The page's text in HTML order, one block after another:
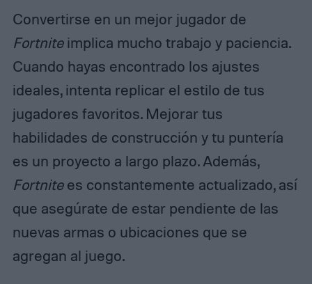
Convertirse en un mejor jugador de
Fortniteimplica mucho trabajo y paciencia.
Cuando hayas encontrado los ajustes
ideales, intenta replicar el estilo de tus
jugadores favoritos. Mejorar tus
habilidades de construcción y tu puntería
es un proyecto a largo plazo. Además,
Fortnitees constantemente actualizado, así
que asegúrate de estar pendiente de las
nuevas armas o ubicaciones que se
agregan al juego.